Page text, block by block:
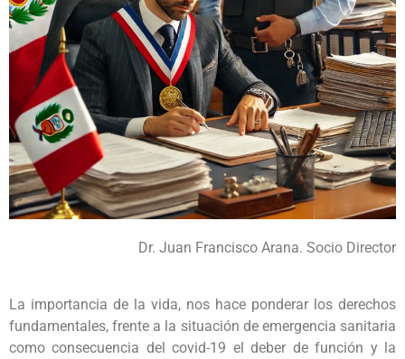
Dr. Juan Francisco Arana. Socio Director
La importancia de la vida, nos hace ponderar los derechos
fundamentales, frente a la situación de emergencia sanitaria
como consecuencia del covid-19 el deber de función y la